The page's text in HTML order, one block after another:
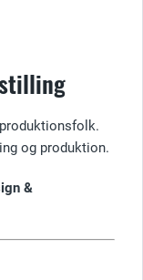
og produktion.
&